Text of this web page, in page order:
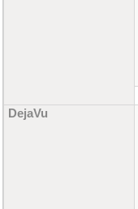
DejaVu